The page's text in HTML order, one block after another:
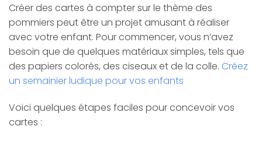
Créer des cartes à compter sur le thème des
pommiers peut être un projet amusant à réaliser
avec votre enfant. Pour commencer, vous n’avez
besoin que de quelques matériaux simples, tels que
des papiers colorés, des ciseaux et de la colle. Créez
un semainier ludique pour vos enfants
Voici quelques étapes faciles pour concevoir vos
cartes :